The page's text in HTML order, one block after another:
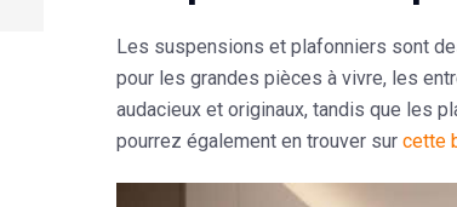
Les suspensions et plafonniers sont
pour les grandes pièces à vivre, les
audacieux et originaux, tandis que les
pourrez également en trouver sur cette